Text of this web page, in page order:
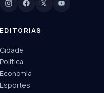
Manchetes,
EDITORIAS
Cidade
Política
Economia
Esportes